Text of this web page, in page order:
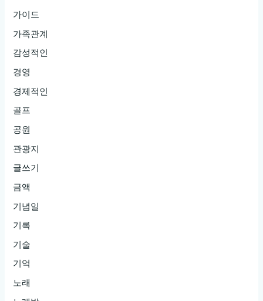
가이드
가족관계
감성적인
경영
경제적인
골프
공원
관광지
글쓰기
금액
기념일
기록
기술
기억
노래